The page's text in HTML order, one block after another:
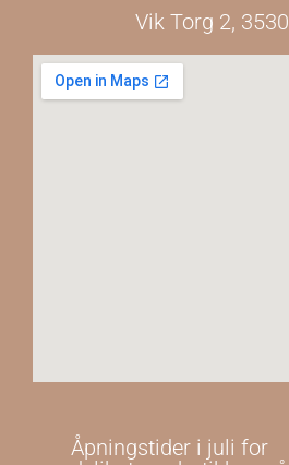
Vik Torg 2,
Åpningstider i juli for